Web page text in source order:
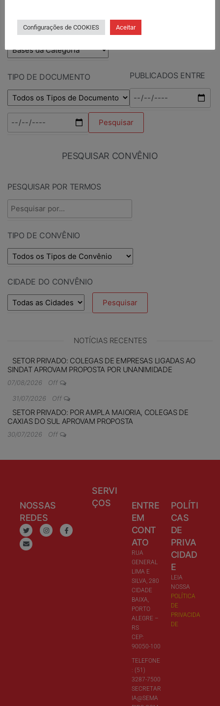
BASE DA CATEGORIA
TIPO DE DOCUMENTO PUBLICADOS ENTRE
PESQUISAR CONVÊNIO
PESQUISAR POR TERMOS
TIPO DE CONVÊNIO
CIDADE DO CONVÊNIO
NOTÍCIAS RECENTES
SETOR PRIVADO: COLEGAS DE EMPRESAS LIGADAS AO
SINDAT APROVAM PROPOSTA POR UNANIMIDADE
07/08/2026
Off
31/07/2026
Off
SETOR PRIVADO: POR AMPLA MAIORIA, COLEGAS DE
CAXIAS DO SUL APROVAM PROPOSTA
30/07/2026 Off
NOSSAS
REDES
SERVI
ÇOS
ENTRE
EM
CONT
ATO
RUA
GENERAL
LIMA E
SILVA, 280
CIDADE
BAIXA,
PORTO
ALEGRE –
RS
CEP:
90050-100
TELEFONE
: (51)
3287-7500
SECRETAR
IA@SEMA
POLÍTI
CAS
DE
PRIVA
CIDAD
E
LEIA
NOSSA
POLÍTICA
DE
PRIVACIDA
DE
Configurações de COOKIES Aceitar